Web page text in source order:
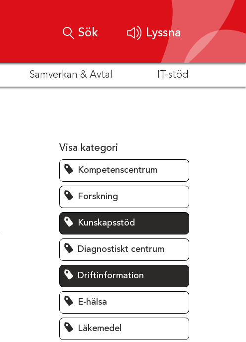
Sök Lyssna
Samverkan & Avtal IT-stöd
Visa kategori
Kompetenscentrum
Forskning
Kunskapsstöd
Diagnostiskt centrum
Driftinformation
E-hälsa
Läkemedel